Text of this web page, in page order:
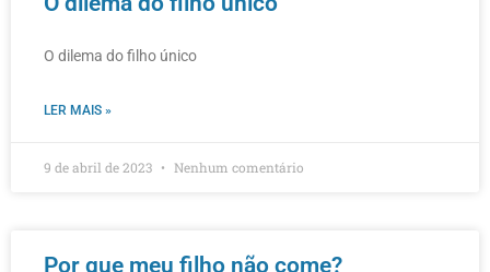
O dilema do filho único
LER MAIS »
9 de abril de 2023 Nenhum comentário
Por que meu filho não come?